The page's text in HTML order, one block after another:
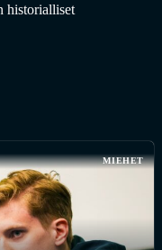
historialliset
MIEHET